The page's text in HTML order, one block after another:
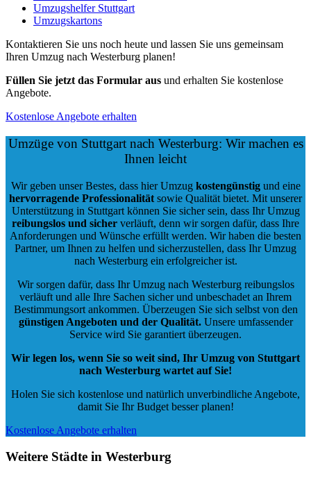
Umzugshelfer Stuttgart
Umzugskartons
Kontaktieren Sie uns noch heute und lassen Sie uns gemeinsam
Ihren Umzug nach Westerburg planen!
Füllen Sie jetzt das Formular aus und erhalten Sie kostenlose
Angebote.
Kostenlose Angebote erhalten
Umzüge von Stuttgart nach Westerburg: Wir machen es
Ihnen leicht
Wir geben unser Bestes, dass hier Umzug kostengünstigund eine
hervorragende Professionalität sowie Qualität bietet. Mit unserer
Unterstützung in Stuttgart können Sie sicher sein, dass Ihr Umzug
reibungslos und sicher verläuft, denn wir sorgen dafür, dass Ihre
Anforderungen und Wünsche erfüllt werden. Wir haben die besten
Partner, um Ihnen zu helfen und sicherzustellen, dass Ihr Umzug
nach Westerburg ein erfolgreicher ist.
Wir sorgen dafür, dass Ihr Umzug nach Westerburg reibungslos
verläuft und alle Ihre Sachen sicher und unbeschadet an Ihrem
Bestimmungsort ankommen. Überzeugen Sie sich selbst von den
günstigen Angeboten und der Qualität.Unsere umfassender
Service wird Sie garantiert überzeugen.
Wir legen los, wenn Sie so weit sind, Ihr Umzug von Stuttgart
nach Westerburg wartet auf Sie!
Holen Sie sich kostenlose und natürlich unverbindliche Angebote,
damit Sie Ihr Budget besser planen!
Kostenlose Angebote erhalten
Weitere Städte in Westerburg